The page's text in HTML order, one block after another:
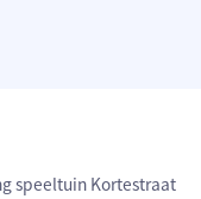
speeltuin Kortestraat